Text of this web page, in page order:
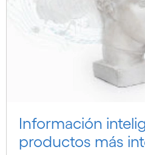
Información
productos más